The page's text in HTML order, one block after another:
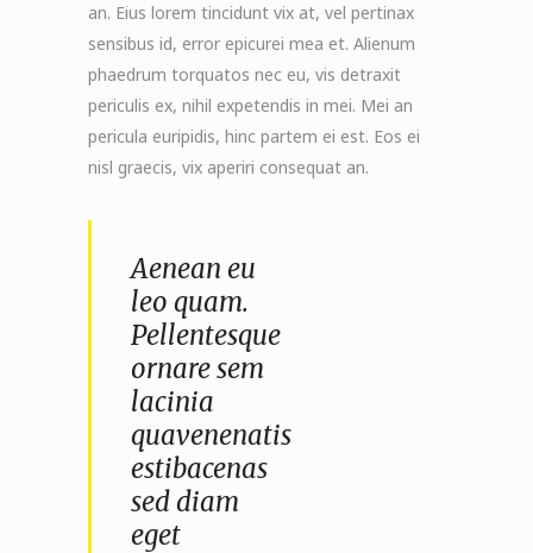
an. Eius lorem tincidunt vix at, vel pertinax
sensibus id, error epicurei mea et. Alienum
phaedrum torquatos nec eu, vis detraxit
periculis ex, nihil expetendis in mei. Mei an
pericula euripidis, hinc partem ei est. Eos ei
nisl graecis, vix aperiri consequat an.
Aenean eu
leo quam.
Pellentesque
ornare sem
lacinia
quavenenatis
estibacenas
sed diam
eget